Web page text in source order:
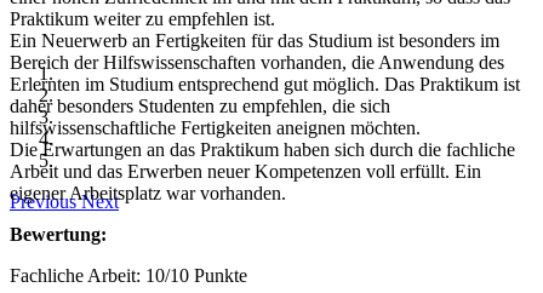
Previous Next
Praktikum weiter zu empfehlen ist.
Ein Neuerwerb an Fertigkeiten für das Studium ist besonders im
Bereich der Hilfswissenschaften vorhanden, die Anwendung des
Erlernten im Studium entsprechend gut möglich. Das Praktikum ist
daher besonders Studenten zu empfehlen, die sich
hilfswissenschaftliche Fertigkeiten aneignen möchten.
Die Erwartungen an das Praktikum haben sich durch die fachliche
Arbeit und das Erwerben neuer Kompetenzen voll erfüllt. Ein
eigener Arbeitsplatz war vorhanden.
Bewertung:
Fachliche Arbeit: 10/10 Punkte